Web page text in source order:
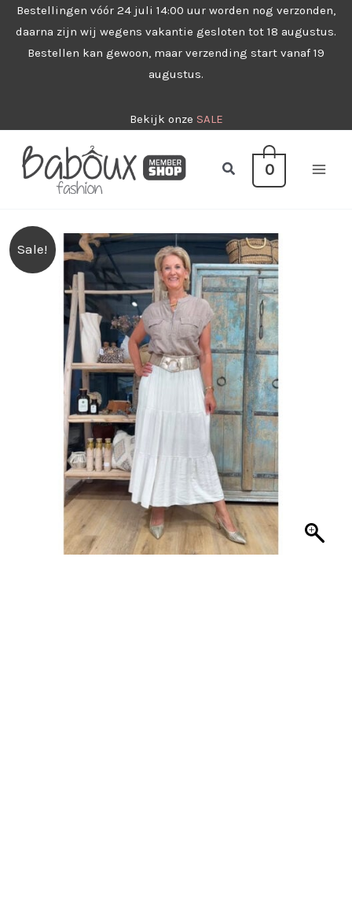
naar
Bestellingen vóór 24 juli 14:00 uur worden nog verzonden,
daarna zijn wij wegens vakantie gesloten tot 18 augustus.
Bestellen kan gewoon, maar verzending start vanaf 19
augustus.
Bekijk onze SALE
Zoeken0
Sale!